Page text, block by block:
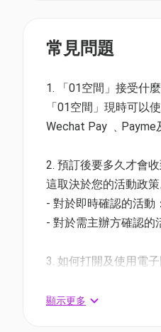
📌訓練目標：
✅團隊協作與領導力
✅資格證書：完成計
5日4夜終極挑戰營！
境下引導小朋友克服
《Funpeak戶外探索
📅 可選時間：（第1
【8月營】 8月10日(一
三日兩夜【上山下海
常見問題
1. 「01空間」接受什
「01空間」現時可以
Wechat Pay ﹑Payme
2. 預訂後要多久才會
這取決於您的活動政策
- 對於即時確認的活動
- 對於需主辦方確認的
3. 如何打開及使用電
相關活動電子門票；
顯示更多